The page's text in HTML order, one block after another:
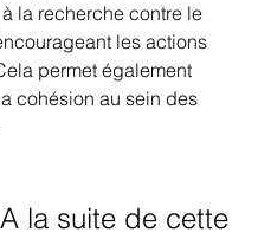
à la recherche contre le
les actions
permet également
cohésion au sein des
A la suite de cette